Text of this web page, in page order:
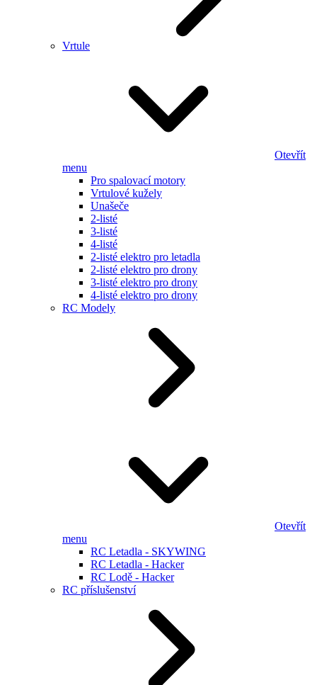
Vrtule
Otevřít
menu
Pro spalovací motory
Vrtulové kužely
Unašeče
2-listé
3-listé
4-listé
2-listé elektro pro letadla
2-listé elektro pro drony
3-listé elektro pro drony
4-listé elektro pro drony
RC Modely
Otevřít
menu
RC Letadla - SKYWING
RC Letadla - Hacker
RC Lodě - Hacker
RC příslušenství